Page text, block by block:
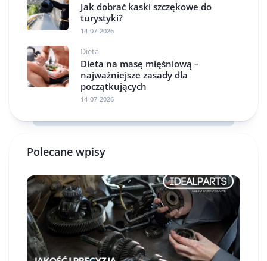
Jak dobrać kaski szczękowe do
turystyki?
14-07-2026
Dieta
Dieta na masę mięśniową –
najważniejsze zasady dla
początkujących
14-07-2026
Polecane wpisy